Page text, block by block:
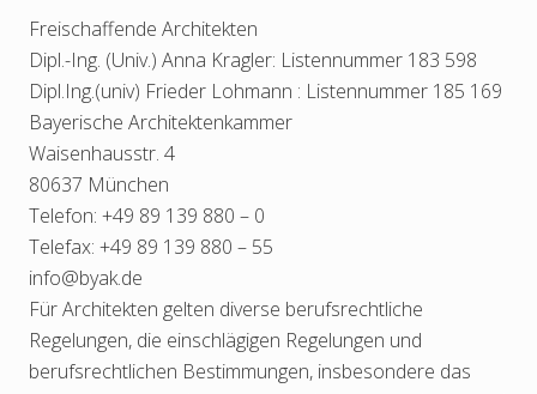
Freischaffende Architekten
Dipl.-Ing. (Univ.) Anna Kragler: Listennummer 183 598
Dipl.Ing.(univ) Frieder Lohmann : Listennummer 185 169
Bayerische Architektenkammer
Waisenhausstr. 4
80637 München
Telefon: +49 89 139 880 – 0
Telefax: +49 89 139 880 – 55
info@byak.de
Für Architekten gelten diverse berufsrechtliche
Regelungen, die einschlägigen Regelungen und
berufsrechtlichen Bestimmungen, insbesondere das